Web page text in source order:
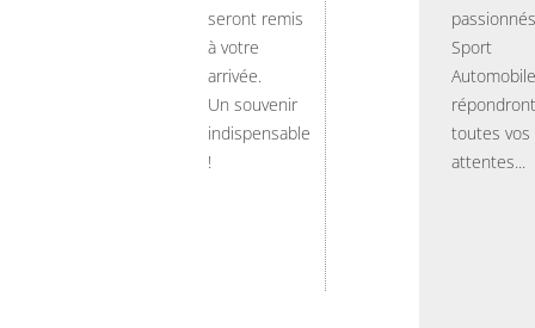
seront remis
à votre
arrivée.
Un souvenir
indispensable
!
Sport
Automobile
toutes vos
attentes...